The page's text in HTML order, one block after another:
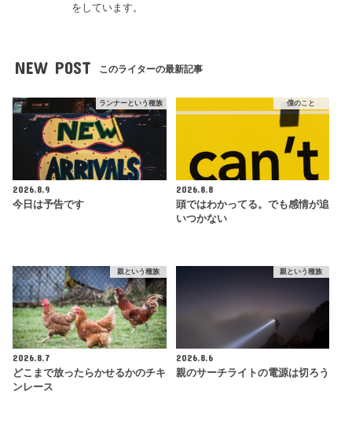
をしています。
NEW POST このライターの最新記事
ランナーという種族
2026.8.9
今日は予告です
僕のこと
2026.8.8
頭ではわかってる。でも感情が追
いつかない
親という種族
2026.8.7
どこまで放ったらかせるかのチキ
ンレース
親という種族
2026.8.6
親のサーチライトの電源は切ろう